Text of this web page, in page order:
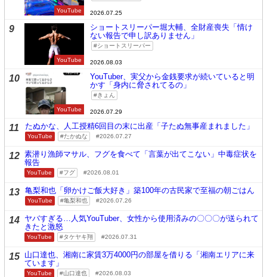
YouTube 2026.07.25
9
YouTube
ショートスリーパー堀大輔、全財産喪失「情け
ない報告で申し訳ありません」
ショートスリーパー
2026.08.03
10
YouTube
YouTuber、実父から金銭要求が続いていると明
かす「身内に脅されてるの」
きょん
2026.07.29
11 たぬかな、人工授精6回目の末に出産「子たぬ無事産まれました」
YouTube たかぬな 2026.07.27
12 素潜り漁師マサル、フグを食べて「言葉が出てこない」中毒症状を
報告
YouTube フグ 2026.08.01
13 亀梨和也「卵かけご飯大好き」築100年の古民家で至福の朝ごはん
YouTube 亀梨和也 2026.07.26
14 ヤバすぎる…人気YouTuber、女性から使用済みの〇〇〇が送られて
きたと激怒
YouTube タケヤキ翔 2026.07.31
15 山口達也、湘南に家賃3万4000円の部屋を借りる「湘南エリアに来
ています」
YouTube 山口達也 2026.08.03